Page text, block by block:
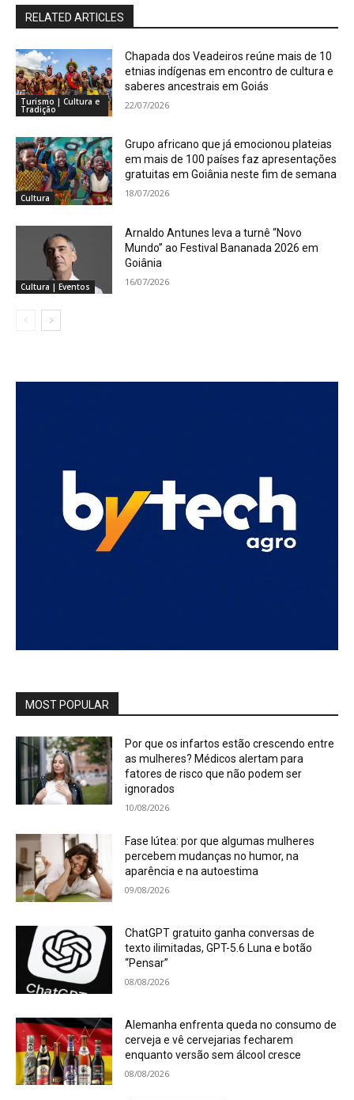
RELATED ARTICLES
Turismo | Cultura e
Tradição
Chapada dos Veadeiros reúne mais de 10
etnias indígenas em encontro de cultura e
saberes ancestrais em Goiás
22/07/2026
Cultura
Grupo africano que já emocionou plateias
em mais de 100 países faz apresentações
gratuitas em Goiânia neste fim de semana
18/07/2026
Cultura | Eventos
Arnaldo Antunes leva a turnê “Novo
Mundo” ao Festival Bananada 2026 em
Goiânia
16/07/2026
MOST POPULAR
Por que os infartos estão crescendo entre
as mulheres? Médicos alertam para
fatores de risco que não podem ser
ignorados
10/08/2026
Fase lútea: por que algumas mulheres
percebem mudanças no humor, na
aparência e na autoestima
09/08/2026
ChatGPT gratuito ganha conversas de
texto ilimitadas, GPT-5.6 Luna e botão
“Pensar”
08/08/2026
Alemanha enfrenta queda no consumo de
cerveja e vê cervejarias fecharem
enquanto versão sem álcool cresce
08/08/2026